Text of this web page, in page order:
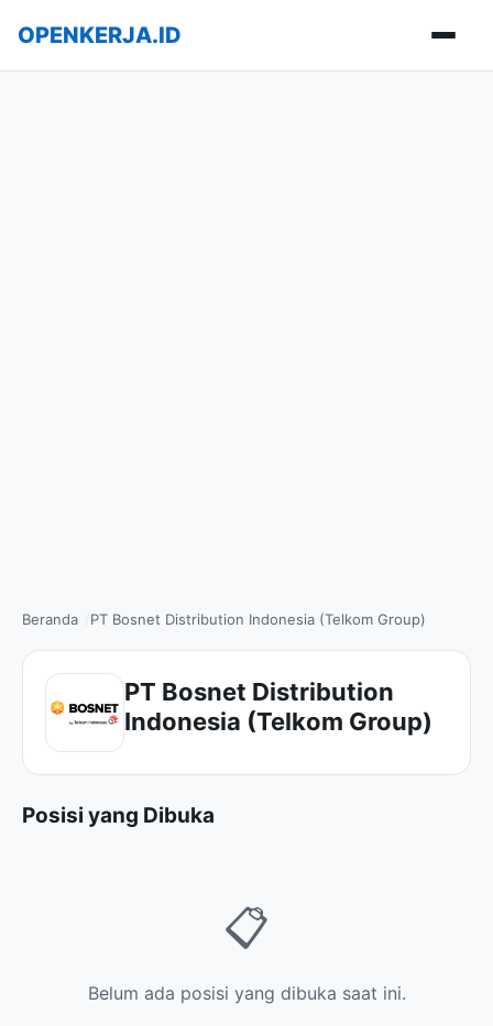
OPENKERJA.ID
Beranda PT Bosnet Distribution Indonesia (Telkom Group)
PT Bosnet Distribution
Indonesia (Telkom Group)
Posisi yang Dibuka
📋
Belum ada posisi yang dibuka saat ini.